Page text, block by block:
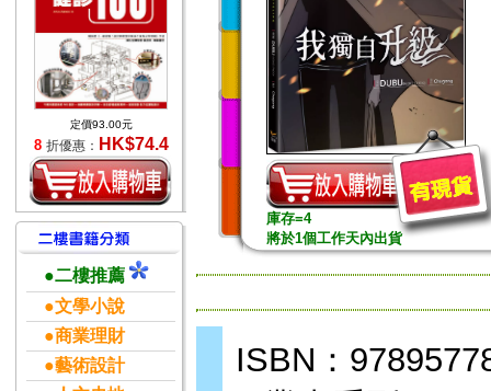
定價93.00元
8 折優惠： HK$74.4
●二樓推薦
●文學小說
●商業理財
●藝術設計
庫存=4
將於1個工作天內出貨
ISBN：